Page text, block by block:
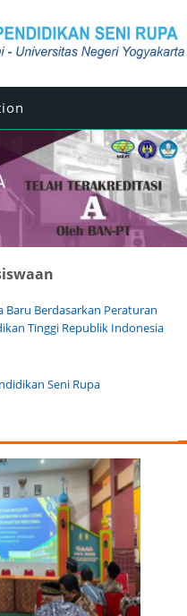
Baru Berdasarkan Peraturan
Tinggi Republik Indonesia
Seni Rupa